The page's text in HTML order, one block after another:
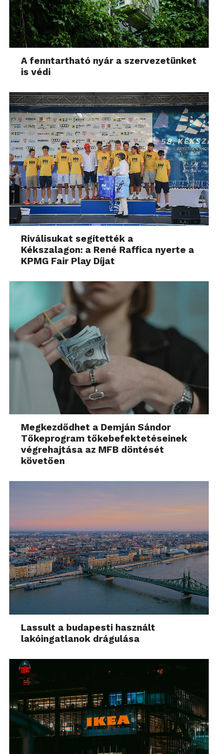
A fenntartható nyár a szervezetünket
is védi
Riválisukat segítették a
Kékszalagon: a René Raffica nyerte a
KPMG Fair Play Díjat
Megkezdődhet a Demján Sándor
Tőkeprogram tőkebefektetéseinek
végrehajtása az MFB döntését
követően
Lassult a budapesti használt
lakóingatlanok drágulása